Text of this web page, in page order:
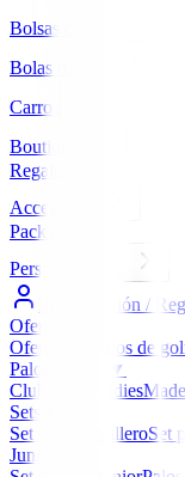
Bolsas de golf
Bolas de golf
Carros
Boutique
Regalos
Accesorios
Packs
Personalizados
Iniciar Sesión /
Ofertas
Ofertas en Palos de
Palos de golf
▼
Clubmaker
Ladies
Sets
Set para CaballeroSet
Junior